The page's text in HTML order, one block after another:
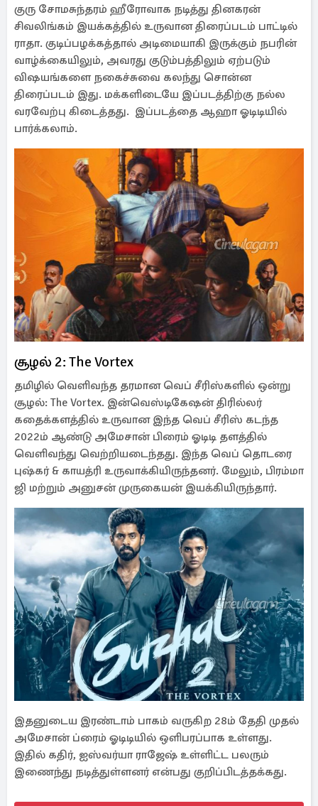
குரு சோமசுந்தரம் ஹீரோவாக நடித்து தினகரன்
சிவலிங்கம் இயக்கத்தில் உருவான திரைப்படம் பாட்டில்
ராதா. குடிப்பழக்கத்தால் அடிமையாகி இருக்கும் நபரின்
வாழ்க்கையிலும், அவரது குடும்பத்திலும் ஏற்படும்
விஷயங்களை நகைச்சுவை கலந்து சொன்ன
திரைப்படம் இது. மக்களிடையே இப்படத்திற்கு நல்ல
வரவேற்பு கிடைத்தது. இப்படத்தை ஆஹா ஓடிடியில்
பார்க்கலாம்.
சூழல் 2: The Vortex
தமிழில் வெளிவந்த தரமான வெப் சீரிஸ்களில் ஒன்று
சூழல்: The Vortex. இன்வெஸ்டிகேஷன் திரில்லர்
கதைக்களத்தில் உருவான இந்த வெப் சீரிஸ் கடந்த
2022ம் ஆண்டு அமேசான் பிரைம் ஓடிடி தளத்தில்
வெளிவந்து வெற்றியடைந்தது. இந்த வெப் தொடரை
புஷ்கர் & காயத்ரி உருவாக்கியிருந்தனர். மேலும், பிரம்மா
ஜி மற்றும் அனுசன் முருகையன் இயக்கியிருந்தார்.
இதனுடைய இரண்டாம் பாகம் வருகிற 28ம் தேதி முதல்
அமேசான் ப்ரைம் ஓடிடியில் ஒளிபரப்பாக உள்ளது.
இதில் கதிர், ஐஸ்வர்யா ராஜேஷ் உள்ளிட்ட பலரும்
இணைந்து நடித்துள்ளனர் என்பது குறிப்பிடத்தக்கது.